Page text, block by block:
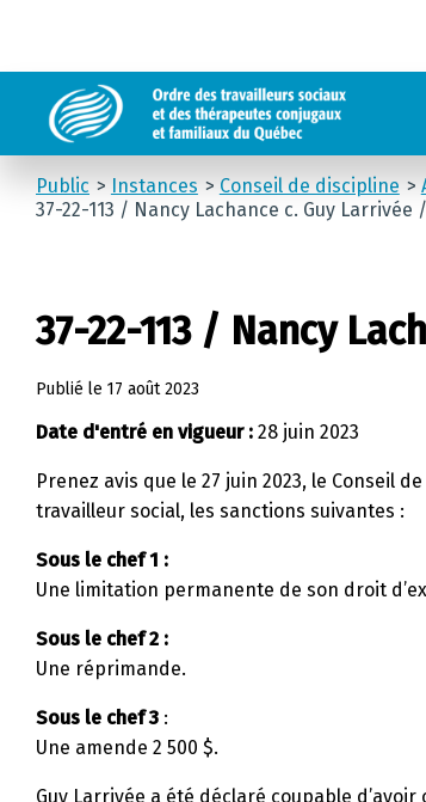
Public Instances Conseil de discipline
37-22-113 / Nancy Lachance c. Guy
37-22-113 / Nancy
Publié le 17 août 2023
Date d'entré en vigueur : 28 juin 2023
Prenez avis que le 27 juin 2023, le Conseil
travailleur social, les sanctions suivantes :
Sous le chef 1 :
Une limitation permanente de son droit
Sous le chef 2 :
Une réprimande.
Sous le chef 3 :
Une amende 2 500 $.
Guy Larrivée a été déclaré coupable